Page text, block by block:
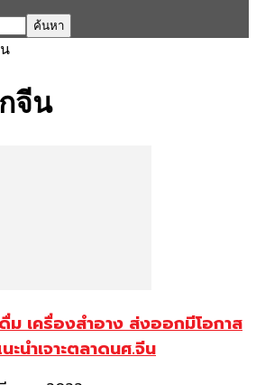
จีน
ม เครื่องสำอาง ส่งออกมีโอกาส
นำเจาะตลาดนศ.จีน